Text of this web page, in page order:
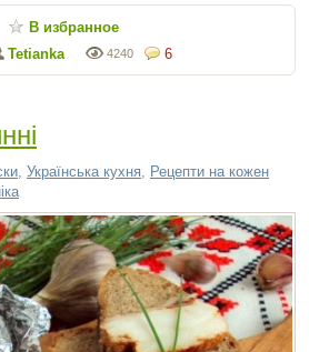
6
4240
Tetianka
В избранное
, Українська кухня, Рецепти на кожен